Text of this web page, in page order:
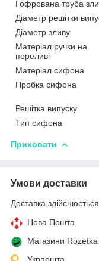
Гофрована труба
Діаметр решітки
Діаметр зливу
Матеріал ручки на
переливі
Матеріал сифона
Пробка сифона
Решітка випуску
Тип сифона
Приховати
Умови доставки
Доставка
Нова Пошта
Магазини Rozetka
Укрпошта